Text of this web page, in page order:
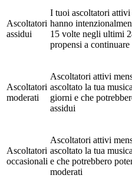
Ascoltatori
assidui
I tuoi ascoltatori
hanno
15 volte negli ultimi
propensi a continuare
Ascoltatori
moderati
Ascoltatori attivi
ascoltato la tua
giorni e che
assidui
Ascoltatori
occasionali
Ascoltatori attivi
ascoltato la tua
e che potrebbero
moderati